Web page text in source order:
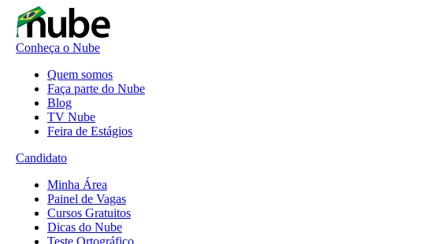
Conheça o Nube
Quem somos
Faça parte do Nube
Blog
TV Nube
Feira de Estágios
Candidato
Minha Área
Painel de Vagas
Cursos Gratuitos
Dicas do Nube
Teste Ortográfico